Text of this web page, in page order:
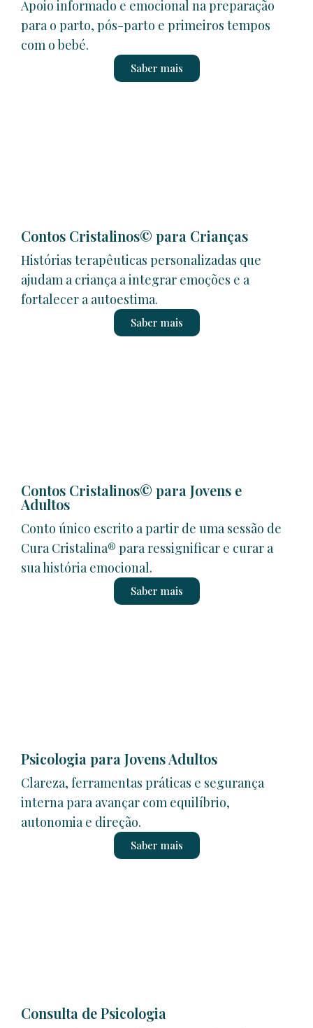
Apoio informado e emocional na preparação
para o parto, pós-parto e primeiros tempos
com o bebé.
Saber mais
Contos Cristalinos© para Crianças
Histórias terapêuticas personalizadas que
ajudam a criança a integrar emoções e a
fortalecer a autoestima.
Saber mais
Contos Cristalinos© para Jovens e
Adultos
Conto único escrito a partir de uma sessão de
Cura Cristalina® para ressignificar e curar a
sua história emocional.
Saber mais
Psicologia para Jovens Adultos
Clareza, ferramentas práticas e segurança
interna para avançar com equilíbrio,
autonomia e direção.
Saber mais
Consulta de Psicologia